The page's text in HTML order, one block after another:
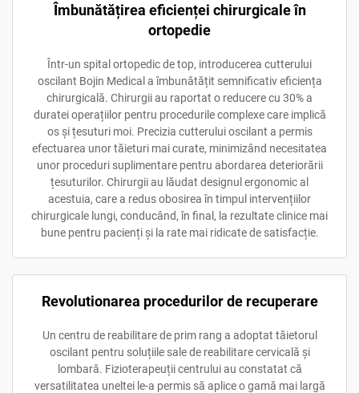
Îmbunătățirea eficienței chirurgicale în
ortopedie
Într-un spital ortopedic de top, introducerea cutterului
oscilant Bojin Medical a îmbunătățit semnificativ eficiența
chirurgicală. Chirurgii au raportat o reducere cu 30% a
duratei operațiilor pentru procedurile complexe care implică
os și țesuturi moi. Precizia cutterului oscilant a permis
efectuarea unor tăieturi mai curate, minimizând necesitatea
unor proceduri suplimentare pentru abordarea deteriorării
țesuturilor. Chirurgii au lăudat designul ergonomic al
acestuia, care a redus obosirea în timpul intervențiilor
chirurgicale lungi, conducând, în final, la rezultate clinice mai
bune pentru pacienți și la rate mai ridicate de satisfacție.
Revolutionarea procedurilor de recuperare
Un centru de reabilitare de prim rang a adoptat tăietorul
oscilant pentru soluțiile sale de reabilitare cervicală și
lombară. Fizioterapeuții centrului au constatat că
versatilitatea uneltei le-a permis să aplice o gamă mai largă